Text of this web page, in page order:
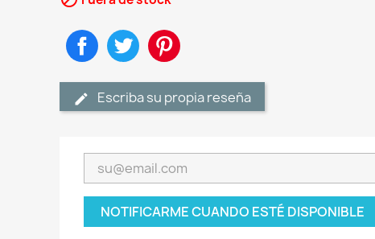
CompartirTuitear
Escriba su propia reseña
NOTIFICARME CUANDO ESTÉ DISPONIBLE